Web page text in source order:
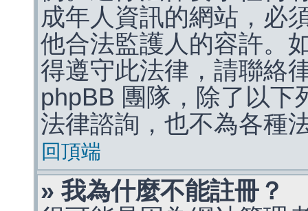
成年人資訊的網站，必
他合法監護人的容許。
得遵守此法律，請聯絡
phpBB 團隊，除了以下
法律諮詢，也不為各種
回頂端
» 我為什麼不能註冊？